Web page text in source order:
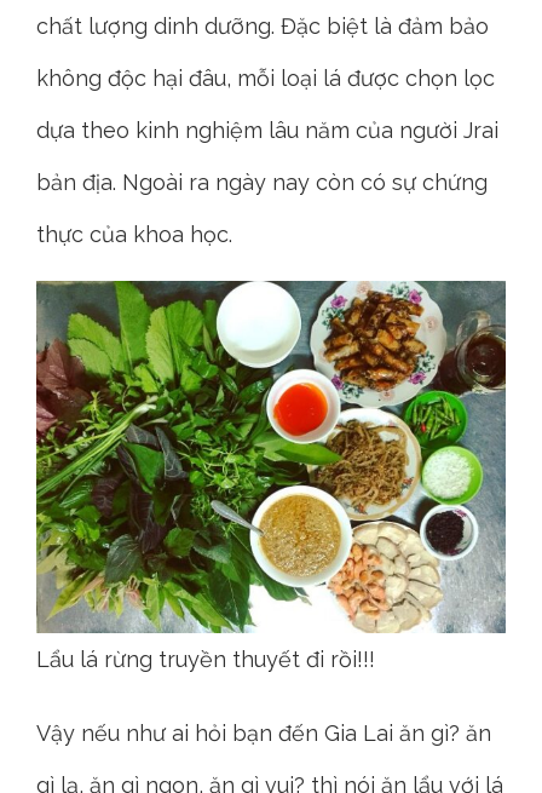
chất lượng dinh dưỡng. Đặc biệt là đảm bảo
không độc hại đâu, mỗi loại lá được chọn lọc
dựa theo kinh nghiệm lâu năm của người Jrai
bản địa. Ngoài ra ngày nay còn có sự chứng
thực của khoa học.
Lẩu lá rừng truyền thuyết đi rồi!!!
Vậy nếu như ai hỏi bạn đến Gia Lai ăn gì? ăn
gì lạ, ăn gì ngon, ăn gì vui? thì nói ăn lẩu với lá